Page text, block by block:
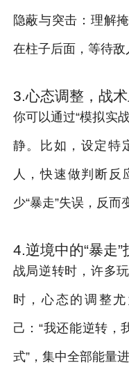
隐蔽与突击：理解
在柱子后面，等待敌
3.心态调整，战术
你可以通过“模拟实
静。比如，设定特
人，快速做判断反
少“暴走”失误，反而
4.逆境中的“暴走”
战局逆转时，许多
时，心态的调整
己：“我还能逆转，
式”，集中全部能量进